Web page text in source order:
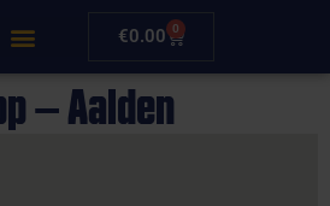
€0.00 0
– Aalden